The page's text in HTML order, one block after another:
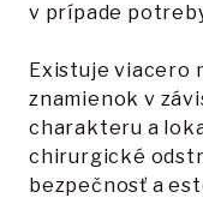
v prípade
Existuje viacero
znamienok v
charakteru a
chirurgické
bezpečnosť a